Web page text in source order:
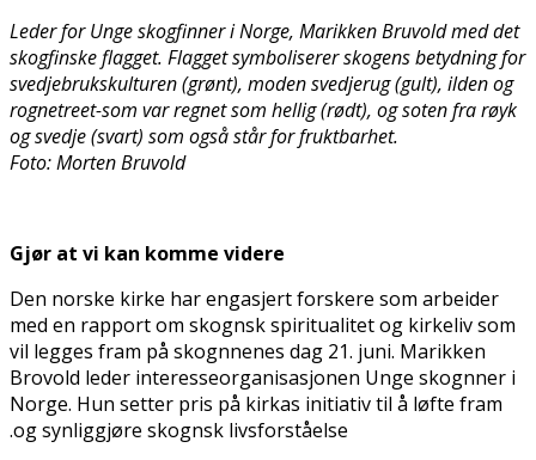
Leder for Unge skogfinner i Norge, Marikken Bruvold med det
skogfinske flagget. Flagget symboliserer skogens betydning for
svedjebrukskulturen (grønt), moden svedjerug (gult), ilden og
rognetreet-som var regnet som hellig (rødt), og soten fra røyk
og svedje (svart) som også står for fruktbarhet.
Foto: Morten Bruvold
Gjør at vi kan komme videre
Den norske kirke har engasjert forskere som arbeider
med en rapport om skogfinsk spiritualitet og kirkeliv som
vil legges fram på skogfinnenes dag 21. juni. Marikken
Brovold leder interesseorganisasjonen Unge skogfinner i
Norge. Hun setter pris på kirkas initiativ til å løfte fram
og synliggjøre skogfinsk livsforståelse.